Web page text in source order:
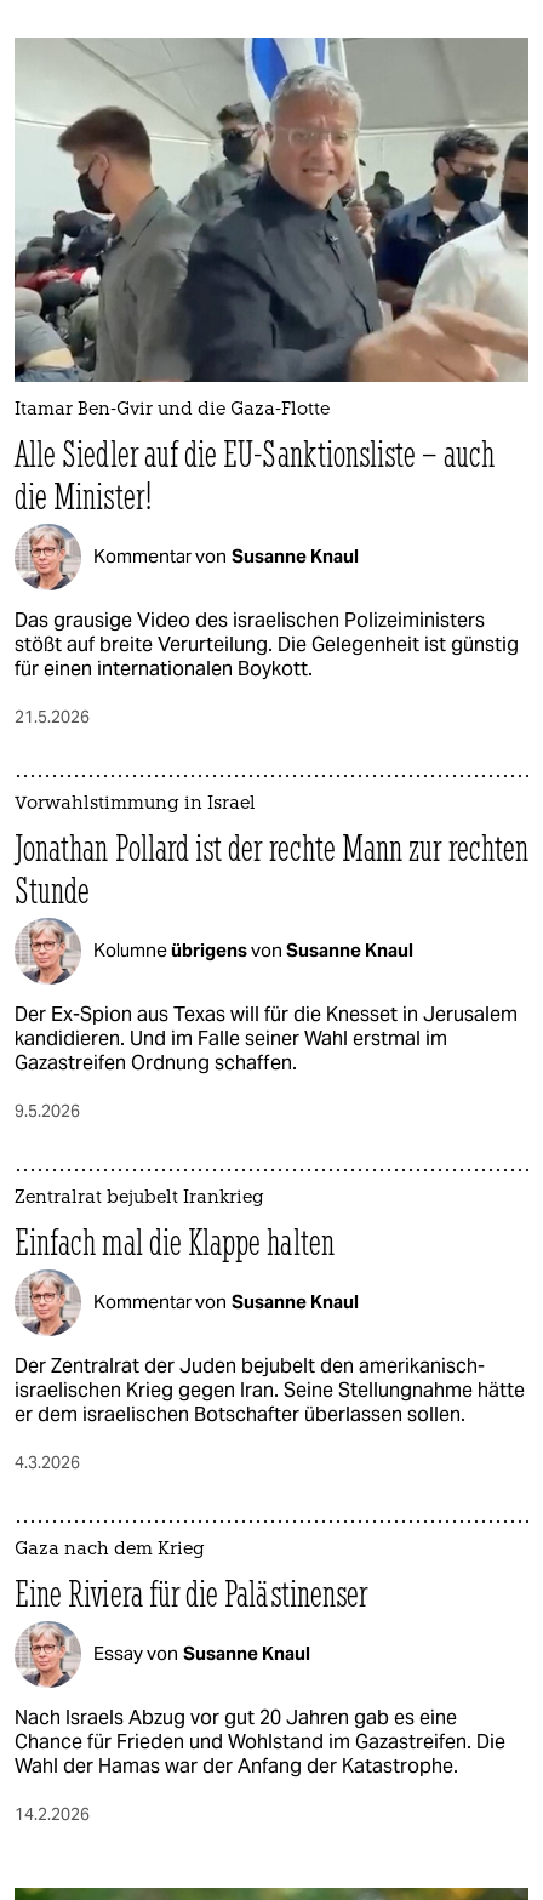
Itamar Ben-Gvir und die Gaza-Flotte
Alle Siedler auf die EU-Sanktionsliste – auch
die Minister!
Kommentar von Susanne Knaul
Das grausige Video des israelischen Polizeiministers
stößt auf breite Verurteilung. Die Gelegenheit ist günstig
für einen internationalen Boykott.
21.5.2026
Vorwahlstimmung in Israel
Jonathan Pollard ist der rechte Mann zur rechten
Stunde
Kolumneübrigensvon Susanne Knaul
Der Ex-Spion aus Texas will für die Knesset in Jerusalem
kandidieren. Und im Falle seiner Wahl erstmal im
Gazastreifen Ordnung schaffen.
9.5.2026
Zentralrat bejubelt Irankrieg
Einfach mal die Klappe halten
Kommentar von Susanne Knaul
Der Zentralrat der Juden bejubelt den amerikanisch-
israelischen Krieg gegen Iran. Seine Stellungnahme hätte
er dem israelischen Botschafter überlassen sollen.
4.3.2026
Gaza nach dem Krieg
Eine Riviera für die Palästinenser
Essay von Susanne Knaul
Nach Israels Abzug vor gut 20 Jahren gab es eine
Chance für Frieden und Wohlstand im Gazastreifen. Die
Wahl der Hamas war der Anfang der Katastrophe.
14.2.2026